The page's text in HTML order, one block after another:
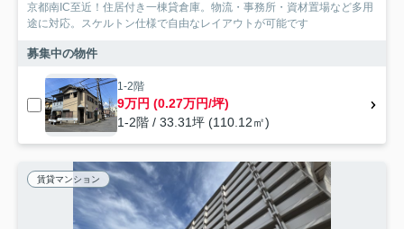
京都南IC至近！住居付き一棟貸倉庫。物流・事務所・資材置場など多用
途に対応。スケルトン仕様で自由なレイアウトが可能です
募集中の物件
1-2階
9万円 (0.27万円/坪)
1-2階 / 33.31坪 (110.12㎡)
賃貸マンション